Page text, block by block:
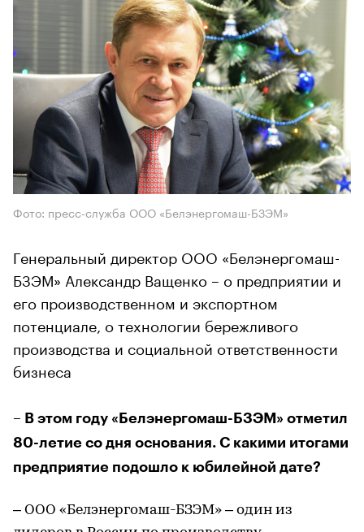
Фото: пресс-служба ООО «Белэнергомаш-БЗЭМ»
Генеральный директор ООО «Белэнергомаш-
БЗЭМ» Александр Ващенко – о предприятии и
его производственном и экспортном
потенциале, о технологии бережливого
производства и социальной ответственности
бизнеса
– В этом году «Белэнергомаш-БЗЭМ» отметил
80-летие со дня основания. С какими итогами
предприятие подошло к юбилейной дате?
– ООО «Белэнергомаш-БЗЭМ» – один из